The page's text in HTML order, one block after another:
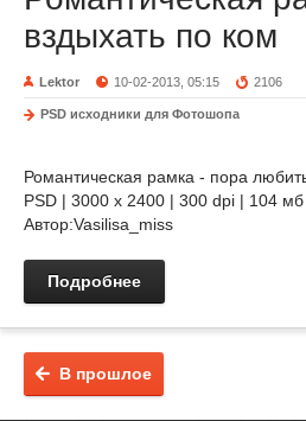
вздыхать по ком
Lektor 10-02-2013, 05:15 2106
PSD исходники для Фотошопа
Романтическая рамка - пора
PSD | 3000 х 2400 | 300 dpi | 104 мб
Автор:Vasilisa_miss
Подробнее
В прошлое